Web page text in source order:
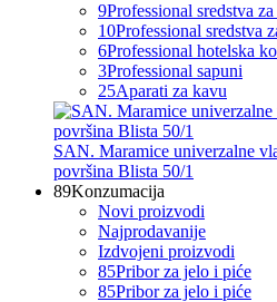
9Professional sredstva
10Professional sredstva
6Professional hotelska
3Professional sapuni
25Aparati za kavu
SAN. Maramice univerzalne
površina Blista 50/1
89Konzumacija
Novi proizvodi
Najprodavanije
Izdvojeni proizvodi
85Pribor za jelo i piće
85Pribor za jelo i piće